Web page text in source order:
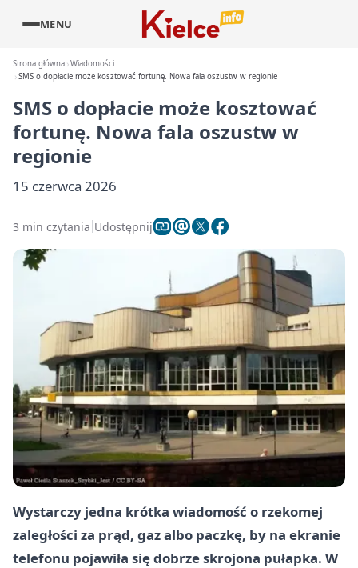
MENU
Strona główna Wiadomości
SMS o dopłacie może kosztować fortunę. Nowa fala oszustw w regionie
SMS o dopłacie może kosztować
fortunę. Nowa fala oszustw w
regionie
15 czerwca 2026
3 min czytania Udostępnij
Wystarczy jedna krótka wiadomość o rzekomej
zaległości za prąd, gaz albo paczkę, by na ekranie
telefonu pojawiła się dobrze skrojona pułapka. W